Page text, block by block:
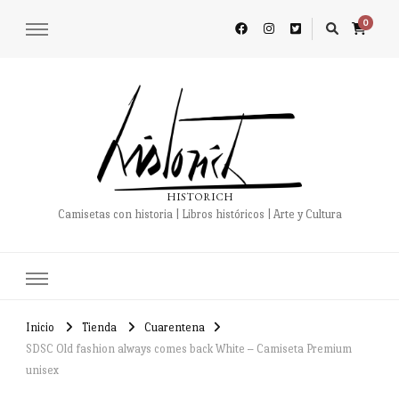
0
HISTORICH
Camisetas con historia | Libros históricos | Arte y Cultura
Inicio Tienda
Cuarentena
SDSC Old fashion always comes back White – Camiseta Premium
unisex